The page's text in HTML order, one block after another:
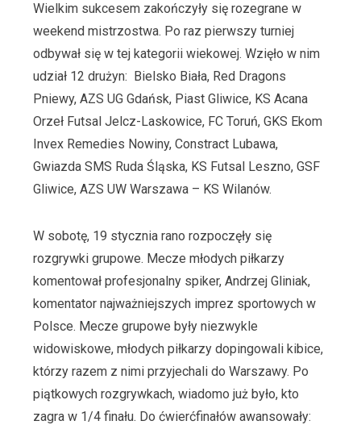
Wielkim sukcesem zakończyły się rozegrane w
weekend mistrzostwa. Po raz pierwszy turniej
odbywał się w tej kategorii wiekowej. Wzięło w nim
udział 12 drużyn: Bielsko Biała, Red Dragons
Pniewy, AZS UG Gdańsk, Piast Gliwice, KS Acana
Orzeł Futsal Jelcz-Laskowice, FC Toruń, GKS Ekom
Invex Remedies Nowiny, Constract Lubawa,
Gwiazda SMS Ruda Śląska, KS Futsal Leszno, GSF
Gliwice, AZS UW Warszawa – KS Wilanów.
W sobotę, 19 stycznia rano rozpoczęły się
rozgrywki grupowe. Mecze młodych piłkarzy
komentował profesjonalny spiker, Andrzej Gliniak,
komentator najważniejszych imprez sportowych w
Polsce. Mecze grupowe były niezwykle
widowiskowe, młodych piłkarzy dopingowali kibice,
którzy razem z nimi przyjechali do Warszawy. Po
piątkowych rozgrywkach, wiadomo już było, kto
zagra w 1/4 finału. Do ćwierćfinałów awansowały: